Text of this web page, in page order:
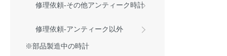
修理依頼-その他アンティーク時計
修理依頼-アンティーク以外
※部品製造中の時計